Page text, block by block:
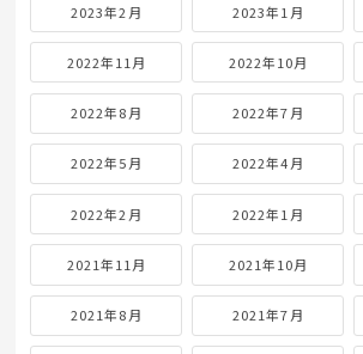
2023年2月 2023年1月
2022年11月 2022年10月
2022年8月 2022年7月
2022年5月 2022年4月
2022年2月 2022年1月
2021年11月 2021年10月
2021年8月 2021年7月